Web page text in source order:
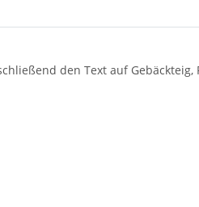
den Text auf